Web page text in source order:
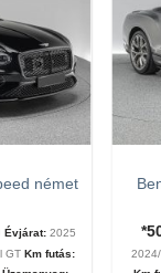
német
Évjárat: 2025
GTKm futás: